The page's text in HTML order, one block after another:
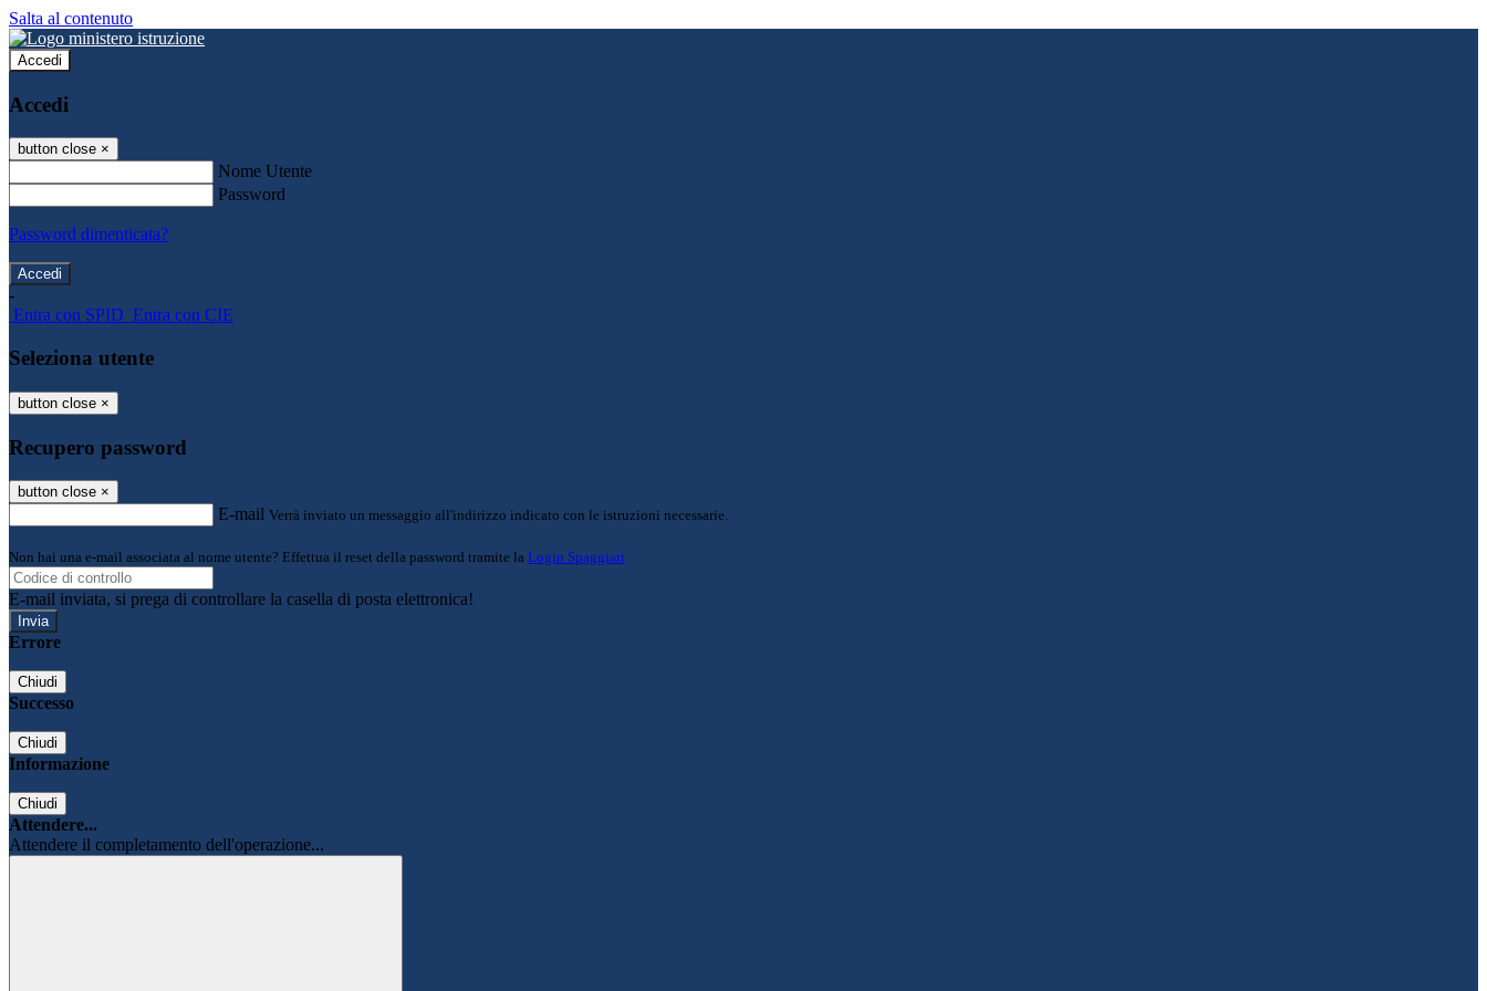
Salta al contenuto
Accedi
Accedi
button close ×
Nome Utente
Password
Password dimenticata?
-
Entra con SPID Entra con CIE
Seleziona utente
button close ×
Recupero password
button close ×
E-mail Verrà inviato un messaggio all'indirizzo indicato con le istruzioni necessarie.
Non hai una e-mail associata al nome utente? Effettua il reset della password tramite la Login Spaggiari
E-mail inviata, si prega di controllare la casella di posta elettronica!
Errore
Chiudi
Successo
Chiudi
Informazione
Chiudi
Attendere...
Attendere il completamento dell'operazione...